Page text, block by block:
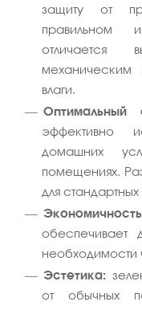
защиту от
правильном
отличается
механическим
влаги.
Оптимальный
эффективно
домашних
помещениях.
для
обеспечивает
необходимости
Эстетика:
от обычных